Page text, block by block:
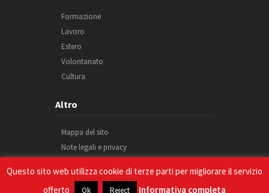
Formazione
Lavoro
Estero
Volontariato
Cultura
Altro
Mappa del sito
Note legali e privacy
Credits
Questo sito web utilizza cookie di terze parti per migliorare il servizio
offerto
Ok Reject Informativa completa